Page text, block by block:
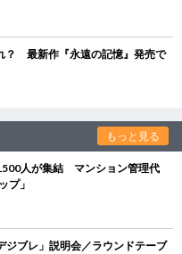
？ 最新作『永遠の記憶』発売で
もっと見る
人が集結 マンション管理代
プ」
ブレ」説明会／ラウンドテーブ